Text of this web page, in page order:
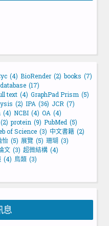
(4) BioRender (2) books (7)
database (17)
text (4) GraphPad Prism (5)
(2) IPA (36) JCR (7)
(4) NCBI (4) OA (4)
(2) protein (9) PubMed (5)
of Science (3) 中文書籍 (2)
怡 (5) 展覽 (5) 珊瑚 (3)
文 (3) 超微結構 (4)
(4) 鳥類 (3)
息